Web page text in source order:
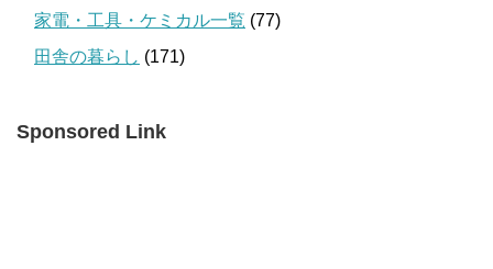
家電・工具・ケミカル一覧 (77)
田舎の暮らし (171)
Sponsored Link